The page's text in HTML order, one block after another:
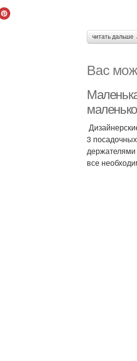
читать дальше
Вас
3
держателями
все